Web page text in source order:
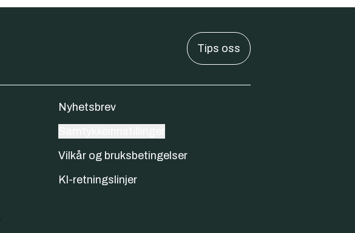
Tips oss
Nyhetsbrev
Vilkår og bruksbetingelser
KI-retningslinjer